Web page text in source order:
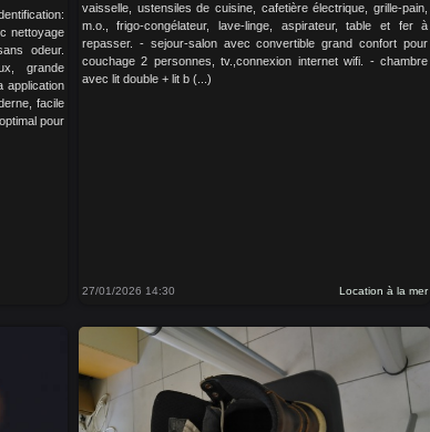
nettoyage
odeur.
grande
application
facile
pour
vaisselle, ustensiles de cuisine, cafetière électrique, grille-pain,
m.o., frigo-congélateur, lave-linge, aspirateur, table et fer à
repasser. - sejour-salon avec convertible grand confort pour
couchage 2 personnes, tv.,connexion internet wifi. - chambre
avec lit double + lit b (...)
27/01/2026 14:30 Location à la mer